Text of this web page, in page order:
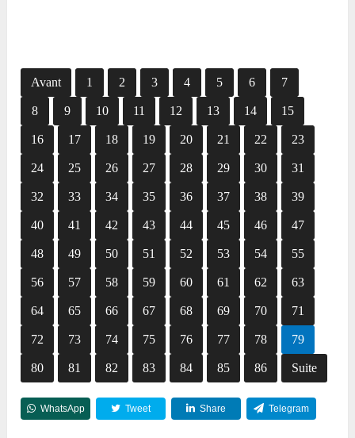
Avant 1 2 3 4 5 6 7
8 9 10 11 12 13 14 15
16 17 18 19 20 21 22 23
24 25 26 27 28 29 30 31
32 33 34 35 36 37 38 39
40 41 42 43 44 45 46 47
48 49 50 51 52 53 54 55
56 57 58 59 60 61 62 63
64 65 66 67 68 69 70 71
72 73 74 75 76 77 78 79
80 81 82 83 84 85 86 Suite
WhatsApp Tweet Share Telegram